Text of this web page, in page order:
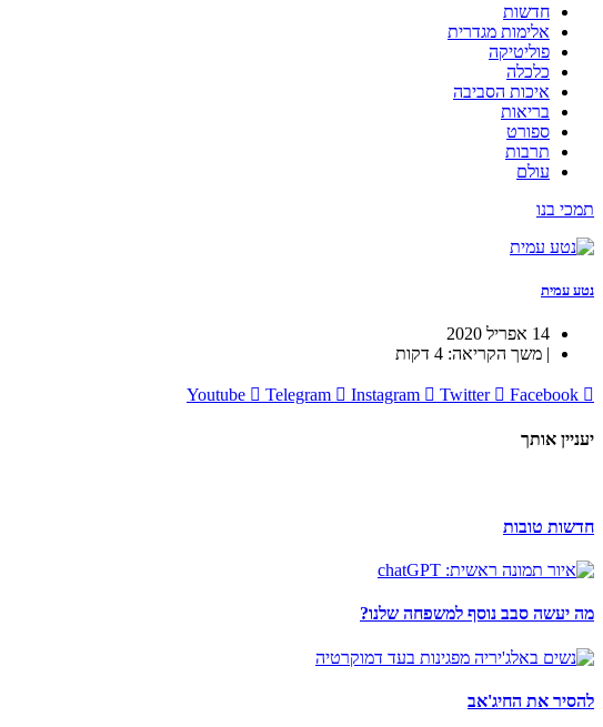
חדשות
אלימות מגדרית
פוליטיקה
כלכלה
איכות הסביבה
בריאות
ספורט
תרבות
עולם
תמכי בנו
נטע עמית
14 אפריל 2020
| משך הקריאה: 4 דקות
Youtube Telegram Instagram Twitter Facebook
יעניין אותך
חדשות טובות
מה יעשה סבב נוסף למשפחה שלנו?
להסיר את החיג'אב